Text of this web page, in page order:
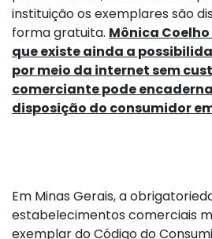
instituição os exemplares são
forma gratuita. Mônica
que existe ainda a
por meio da internet sem
comerciante pode
disposição do consumidor
Em Minas Gerais, a
estabelecimentos comerciais
exemplar do Código do